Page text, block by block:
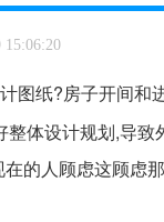
15:06:20
图纸?房子开间
体设计规划,导
的人顾虑这顾虑